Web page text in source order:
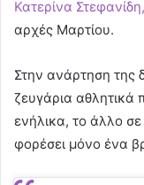
Κατερίνα
αρχές Μαρτίου.
Στην ανάρτηση της
ζευγάρια αθλητικά
ενήλικα, το άλλο
φορέσει μόνο ένα